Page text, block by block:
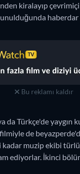
kiralayıp
Bu reklamı kaldır
da Türkçe'de yaygın
de
muzip ekibi
ediyorlar. İkinci